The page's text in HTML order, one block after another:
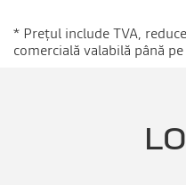
* Prețul include TVA,
comercială valabilă până